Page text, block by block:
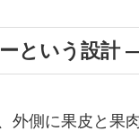
という設計
外側に果皮と果